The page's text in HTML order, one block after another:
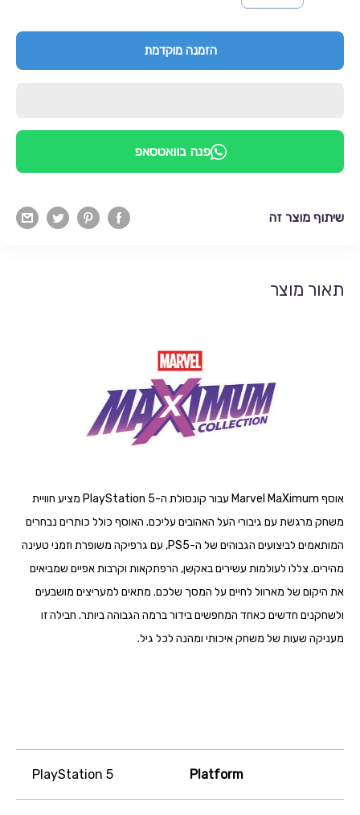
הזמנה מוקדמת
פנה בוואטסאפ
שיתוף מוצר זה
תאור מוצר
אוסף Marvel MaXimum עבור קונסולת ה-PlayStation 5 מציע חוויית
משחק מרגשת עם גיבורי העל האהובים עליכם. האוסף כולל כותרים נבחרים
המותאמים לביצועים הגבוהים של ה-PS5, עם גרפיקה משופרת וזמני טעינה
מהירים. צללו לעולמות עשירים באקשן, הרפתקאות וקרבות אפיים שמביאים
את היקום של מארוול לחיים על המסך שלכם. מתאים למעריצים מושבעים
ולשחקנים חדשים כאחד המחפשים בידור ברמה הגבוהה ביותר. חבילה זו
מעניקה שעות של משחק איכותי ומהנה לכל גיל.
Platform
PlayStation 5